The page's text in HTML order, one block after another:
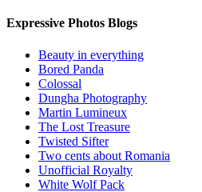
Expressive Photos Blogs
Beauty in everything
Bored Panda
Colossal
Dungha Photography
Martin Lumineux
The Lost Treasure
Twisted Sifter
Two cents about Romania
Unofficial Royalty
White Wolf Pack